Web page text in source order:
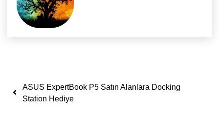
Yazı dolaşımı
ASUS ExpertBook P5 Satın Alanlara Docking
Station Hediye